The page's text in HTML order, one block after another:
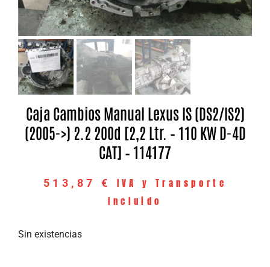
Caja Cambios Manual Lexus IS (DS2/IS2)
(2005->) 2.2 200d [2,2 Ltr. – 110 KW D-4D
CAT] – 114177
513,87 €
IVA y Transporte
Incluido
Sin existencias